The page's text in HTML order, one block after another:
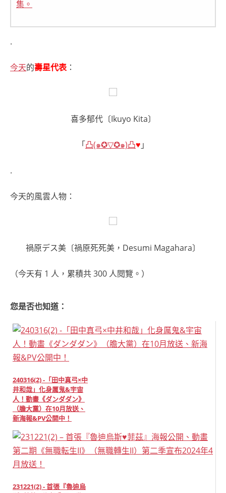
集。
.
今天的壽星代表：
喜多郁代〔Ikuyo Kita〕
「凸(๑✪▽✪๑)凸♥ 」
.
今天的風雲人物：
禍原デス美〔禍原死死美，Desumi Magahara〕
（今天有 1 人，累積共 300 人閱覽。）
您是否也知道：
240316(2) -「田中真弓×中
井和哉」化身厲鬼&宇宙
人！動畫《ダンダダン》
（膽大黨）在10月放送、
新海報&PV公開中！
231221(2) - 首張『魯迪烏